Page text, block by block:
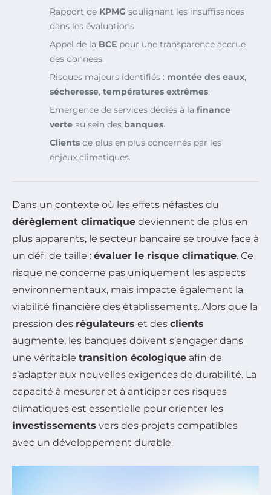
Rapport de KPMG soulignant les insuffisances
dans les évaluations.
Appel de la BCE pour une transparence accrue
des données.
Risques majeurs identifiés : montée des eaux,
sécheresse, températures extrêmes.
Émergence de services dédiés à la finance
verte au sein des banques.
Clients de plus en plus concernés par les
enjeux climatiques.
Dans un contexte où les effets néfastes du
dérèglement climatique deviennent de plus en
plus apparents, le secteur bancaire se trouve face à
un défi de taille : évaluer le risque climatique. Ce
risque ne concerne pas uniquement les aspects
environnementaux, mais impacte également la
viabilité financière des établissements. Alors que la
pression des régulateurs et des clients
augmente, les banques doivent s’engager dans
une véritable transition écologique afin de
s’adapter aux nouvelles exigences de durabilité. La
capacité à mesurer et à anticiper ces risques
climatiques est essentielle pour orienter les
investissements vers des projets compatibles
avec un développement durable.